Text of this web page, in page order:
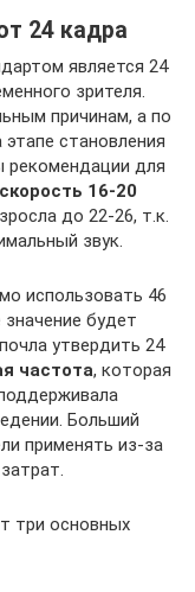
24 кадра
является 24
зрителя.
причинам, а по
этапе становления
рекомендации для
скорость 16-20
до 22-26, т.к.
звук.
использовать 46
будет
утвердить 24
частота, которая
Больший
применять из-за
три основных